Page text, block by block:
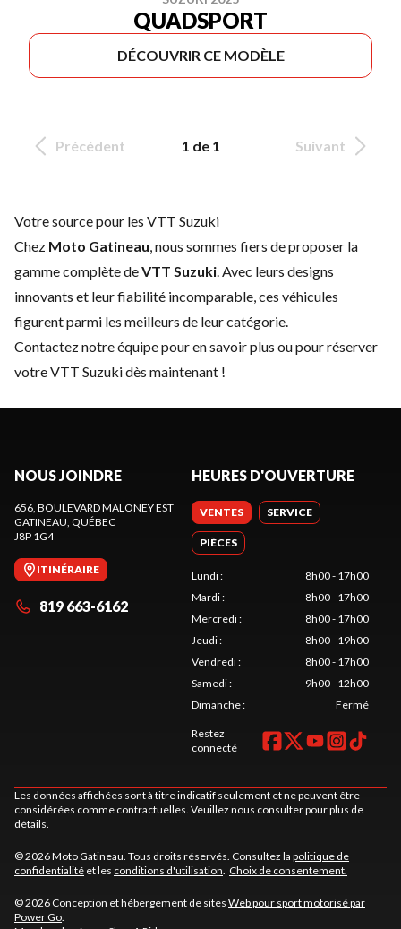
QUADSPORT
DÉCOUVRIR CE MODÈLE
Précédent 1 de 1 Suivant
Votre source pour les VTT Suzuki
Chez Moto Gatineau, nous sommes fiers de proposer la
gamme complète deVTT Suzuki. Avec leurs designs
innovants et leur fiabilité incomparable, ces véhicules
figurent parmi les meilleurs de leur catégorie.
Contactez notre équipepour en savoir plus ou pour réserver
votre VTT Suzuki dès maintenant !
NOUS JOINDRE
656, BOULEVARD MALONEY EST
GATINEAU, QUÉBEC
J8P 1G4
ITINÉRAIRE
819 663-6162
HEURES D'OUVERTURE
VENTES SERVICE
PIÈCES
Lundi:
8h00 - 17h00
Mardi:
8h00 - 17h00
Mercredi:
8h00 - 17h00
Jeudi:
8h00 - 19h00
Vendredi:
8h00 - 17h00
Samedi:
9h00 - 12h00
Dimanche: Fermé
Restez
connecté
Les données affichées sont à titre indicatif seulement et ne peuvent être
considérées comme contractuelles. Veuillez nous consulter pour plus de
détails.
© 2026 Moto Gatineau. Tous droits réservés. Consultez la politique de
confidentialité et les conditions d'utilisation. Choix de consentement.
© 2026 Conception et hébergement de sites Web pour sport motorisé par
Power Go.